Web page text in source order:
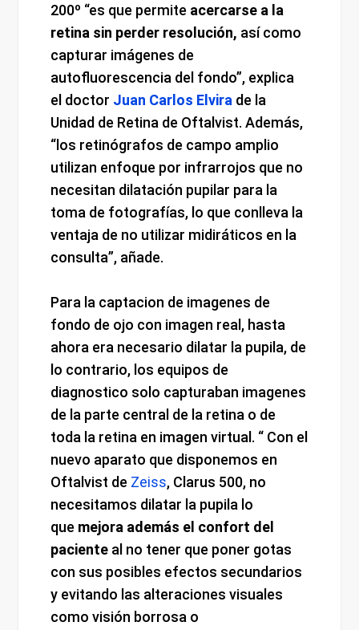
200º “es que permite acercarse a la
retina sin perder resolución, así como
capturar imágenes de
autofluorescencia del fondo”, explica
el doctor Juan Carlos Elvira de la
Unidad de Retina de Oftalvist. Además,
“los retinógrafos de campo amplio
utilizan enfoque por infrarrojos que no
necesitan dilatación pupilar para la
toma de fotografías, lo que conlleva la
ventaja de no utilizar midiráticos en la
consulta”, añade.
Para la captacion de imagenes de
fondo de ojo con imagen real, hasta
ahora era necesario dilatar la pupila, de
lo contrario, los equipos de
diagnostico solo capturaban imagenes
de la parte central de la retina o de
toda la retina en imagen virtual. “ Con el
nuevo aparato que disponemos en
Oftalvist de Zeiss, Clarus 500, no
necesitamos dilatar la pupila lo
que mejora además el confort del
paciente al no tener que poner gotas
con sus posibles efectos secundarios
y evitando las alteraciones visuales
como visión borrosa o